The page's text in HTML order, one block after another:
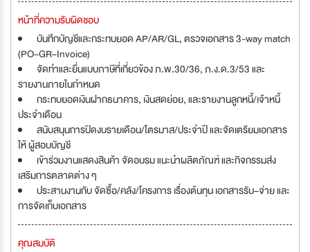
หน้าที่ความรับผิดชอบ
บันทึกบัญชีและกระทบยอด AP/AR/GL, ตรวจเอกสาร 3-way match
(PO–GR–Invoice)
จัดทำและยื่นแบบภาษีที่เกี่ยวข้อง ภ.พ.30/36, ภ.ง.ด.3/53 และ
รายงานภายในกำหนด
กระทบยอดเงินฝากธนาคาร, เงินสดย่อย, และรายงานลูกหนี้/เจ้าหนี้
ประจำเดือน
สนับสนุนการปิดงบรายเดือน/ไตรมาส/ประจำปี และจัดเตรียมเอกสาร
ให้ ผู้สอบบัญชี
เข้าร่วมงานแสดงสินค้า จัดอบรม แนะนำผลิตภัณฑ์ และกิจกรรมส่ง
เสริมการตลาดต่าง ๆ
ประสานงานกับ จัดซื้อ/คลัง/โครงการ เรื่องต้นทุน เอกสารรับ–จ่าย และ
การจัดเก็บเอกสาร
คุณสมบัติ